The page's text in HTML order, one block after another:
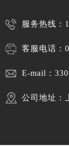
服务热线：
客服电话：
E-mail：
公司地址：